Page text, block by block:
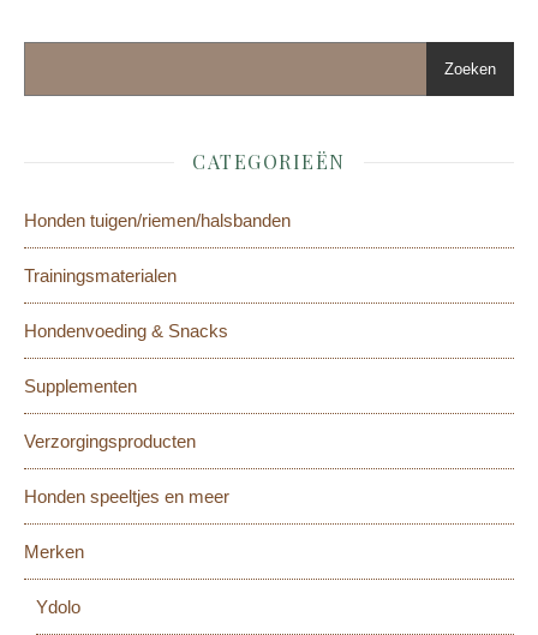
Zoeken
CATEGORIEËN
Honden tuigen/riemen/halsbanden
Trainingsmaterialen
Hondenvoeding & Snacks
Supplementen
Verzorgingsproducten
Honden speeltjes en meer
Merken
Ydolo